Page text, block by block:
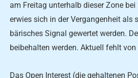
am Freitag unterhalb dieser Zone
erwies sich in der Vergangenheit als
bärisches Signal gewertet werden.
beibehalten werden. Aktuell fehlt
Das Open Interest (die gehaltenen